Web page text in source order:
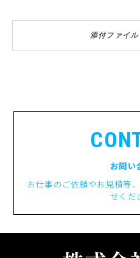
添付ファイ
お問い
お仕事のご依頼やお見積等
せくだ